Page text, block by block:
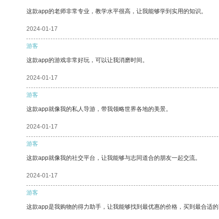
这款app的老师非常专业，教学水平很高，让我能够学到实用的知识。
2024-01-17
游客
这款app的游戏非常好玩，可以让我消磨时间。
2024-01-17
游客
这款app就像我的私人导游，带我领略世界各地的美景。
2024-01-17
游客
这款app就像我的社交平台，让我能够与志同道合的朋友一起交流。
2024-01-17
游客
这款app是我购物的得力助手，让我能够找到最优惠的价格，买到最合适